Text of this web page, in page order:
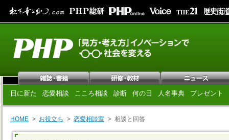
日に新た 恋愛相談 こころ相談 診断 何の日 人名事典 プレゼント
HOME お役立ち 恋愛相談室 相談と回答